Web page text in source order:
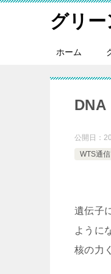
グリ
ホーム
公開日：
WTS通信
遺伝子
ように
核の力